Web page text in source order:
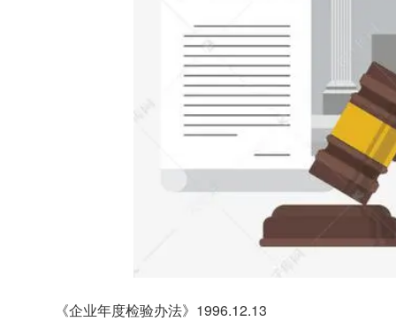
《企业年度检验办法》1996.12.13